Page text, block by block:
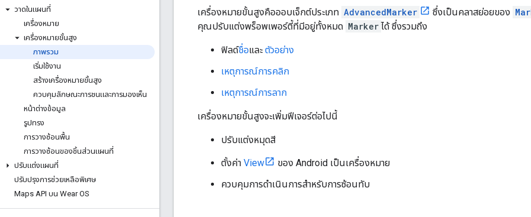
วาดในแผนที่
เครื่องหมาย
เครื่องหมายขั้นสูง
ภาพรวม
เริ่มใช้งาน
สร้างเครื่องหมายขั้นสูง
ควบคุมลักษณะการชนและการมองเห็น
หน้าต่างข้อมูล
รูปทรง
การวางซ้อนพื้น
การวางซ้อนของชิ้นส่วนแผนที่
ปรับแต่งแผนที่
ปรับปรุงการช่วยเหลือพิเศษ
Maps API บน Wear OS
เครื่องหมายขั้นสูงคือออบเจ็กต์ประเภท AdvancedMarker ซึ่งเป็นคลาสย่อยของ
คุณปรับแต่งพร็อพเพอร์ตี้ที่มีอยู่ทั้งหมด Marker ได้ ซึ่งรวมถึง
ฟิลด์ชื่อและตัวอย่าง
เหตุการณ์การคลิก
เหตุการณ์การลาก
เครื่องหมายขั้นสูงจะเพิ่มฟีเจอร์ต่อไปนี้
ปรับแต่งหมุดสี
ตั้งค่า View
ของ Android เป็นเครื่องหมาย
ควบคุมการดำเนินการสำหรับการซ้อนทับ